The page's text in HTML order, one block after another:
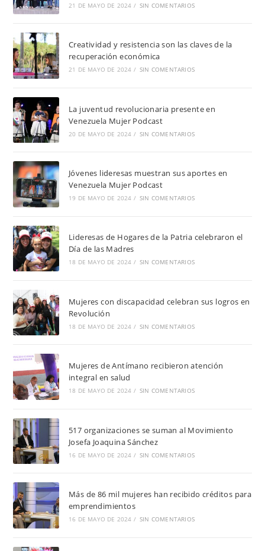
21 DE MAYO DE 2024 / SIN COMENTARIOS
Creatividad y resistencia son las claves de la
recuperación económica
21 DE MAYO DE 2024 / SIN COMENTARIOS
La juventud revolucionaria presente en
Venezuela Mujer Podcast
20 DE MAYO DE 2024 / SIN COMENTARIOS
Jóvenes lideresas muestran sus aportes en
Venezuela Mujer Podcast
19 DE MAYO DE 2024 / SIN COMENTARIOS
Lideresas de Hogares de la Patria celebraron el
Día de las Madres
18 DE MAYO DE 2024 / SIN COMENTARIOS
Mujeres con discapacidad celebran sus logros en
Revolución
18 DE MAYO DE 2024 / SIN COMENTARIOS
Mujeres de Antímano recibieron atención
integral en salud
18 DE MAYO DE 2024 / SIN COMENTARIOS
517 organizaciones se suman al Movimiento
Josefa Joaquina Sánchez
16 DE MAYO DE 2024 / SIN COMENTARIOS
Más de 86 mil mujeres han recibido créditos para
emprendimientos
16 DE MAYO DE 2024 / SIN COMENTARIOS